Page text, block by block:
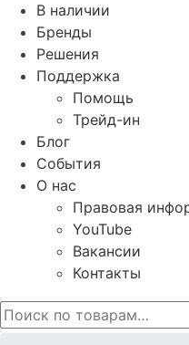
В наличии
Бренды
Решения
Поддержка
Помощь
Трейд-ин
Блог
События
О нас
Правовая
YouTube
Вакансии
Контакты
Искать: